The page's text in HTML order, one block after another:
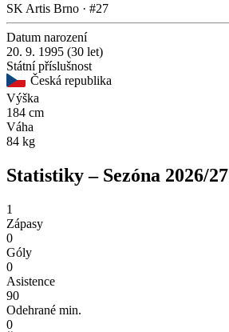
SK Artis Brno · #27
Datum narození
20. 9. 1995 (30 let)
Státní příslušnost
Česká republika
Výška
184 cm
Váha
84 kg
Statistiky – Sezóna 2026/27
1
Zápasy
0
Góly
0
Asistence
90
Odehrané min.
0